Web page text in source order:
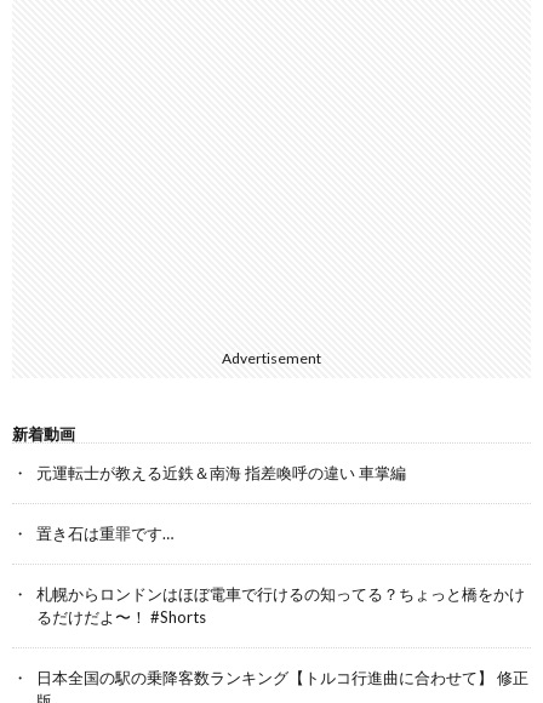
Advertisement
新着動画
元運転士が教える近鉄＆南海 指差喚呼の違い 車掌編
置き石は重罪です…
札幌からロンドンはほぼ電車で行けるの知ってる？ちょっと橋をかけ
るだけだよ〜！ #Shorts
日本全国の駅の乗降客数ランキング【トルコ行進曲に合わせて】 修正